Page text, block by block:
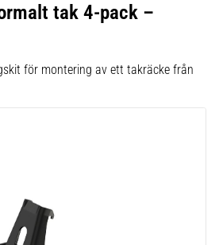
tak 4-pack –
för montering av ett takräcke från